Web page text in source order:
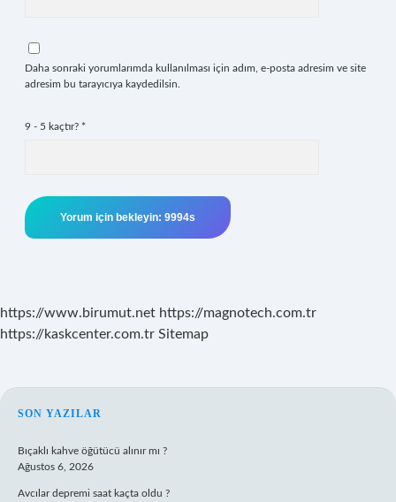
Daha sonraki yorumlarımda kullanılması için adım, e-posta adresim ve site
adresim bu tarayıcıya kaydedilsin.
9 - 5 kaçtır? *
https://www.birumut.net https://magnotech.com.tr
https://kaskcenter.com.tr Sitemap
SIDEBAR
SON YAZILAR
Bıçaklı kahve öğütücü alınır mı ?
Ağustos 6, 2026
Avcılar depremi saat kaçta oldu ?